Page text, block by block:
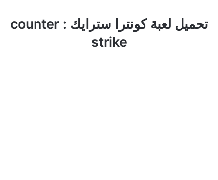
تحميل لعبة كونترا سترايك : counter
strike